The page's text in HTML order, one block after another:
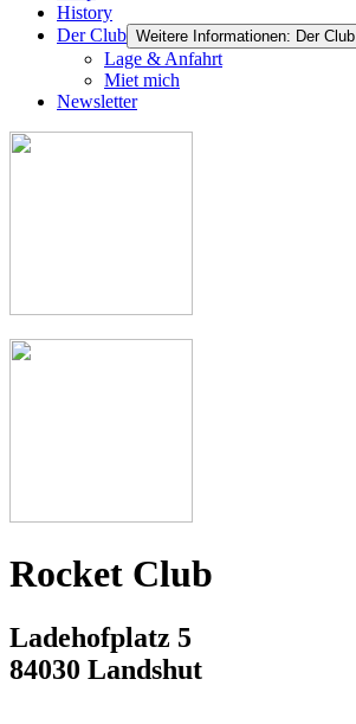
History
Der Club Weitere Informationen: Der Club
Lage & Anfahrt
Miet mich
Newsletter
Rocket Club
Ladehofplatz 5
84030 Landshut